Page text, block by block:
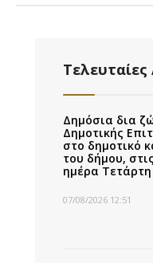
Τελευταίες
Δημόσια δια
Δημοτικής
στο δημοτικό
του δήμου,
ημέρα
07/08/2026 12:51